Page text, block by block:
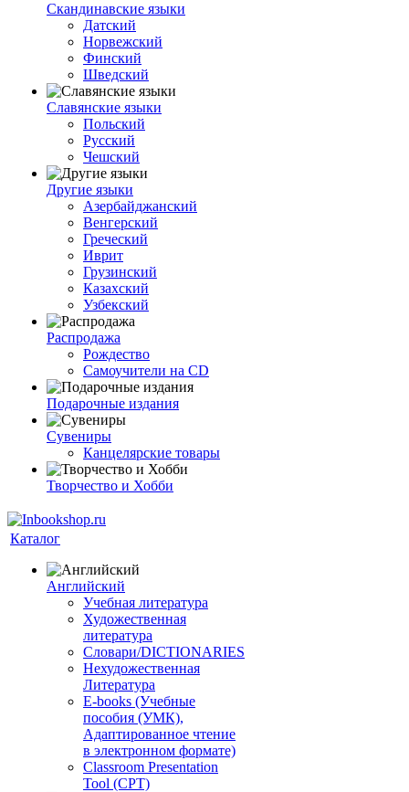
Скандинавские языки
Датский
Норвежский
Финский
Шведский
Славянские языки
Польский
Русский
Чешский
Другие языки
Азербайджанский
Венгерский
Греческий
Иврит
Грузинский
Казахский
Узбекский
Распродажа
Рождество
Самоучители на CD
Подарочные издания
Сувениры
Канцелярские товары
Творчество и Хобби
Каталог
Английский
Учебная литература
Художественная
литература
Словари/DICTIONARIES
Нехудожественная
Литература
E-books (Учебные
пособия (УМК),
Адаптированное чтение
в электронном формате)
Classroom Presentation
Tool (CPT)